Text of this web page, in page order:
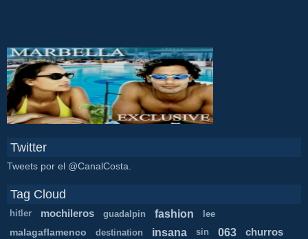
Twitter
Tweets por el @CanalCosta.
Tag Cloud
hitler mochileros guadalpin fashion lee
malagaflamenco destination insana sin 063 churros